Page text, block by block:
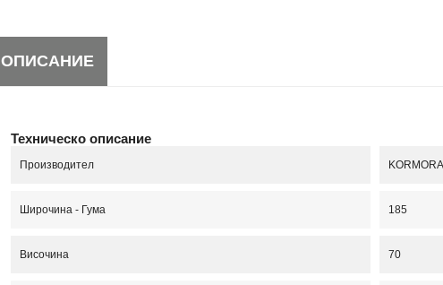
ОПИСАНИЕ
Техническо описание
Производител
Широчина - Гума 185
Височина 70